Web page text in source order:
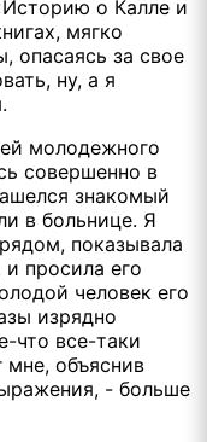
о Калле и
мягко
опасаясь за свое
ну, а я
молодежного
совершенно в
знакомый
в больнице. Я
показывала
просила его
человек его
изрядно
что все-таки
мне, объяснив
- больше